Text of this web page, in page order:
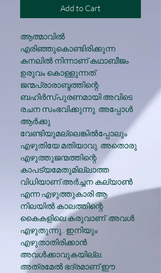
Add to Cart
ആത്മാവിൽ
എരിഞ്ഞുകൊണ്ടിരിക്കുന്ന
കനലിൽ നിന്നാണ് കഥാബീജം
ഉരുവം കൊള്ളുന്നത്.
ജന്മപ്രാരാബ്ദത്തിന്റെ
ബഹിർസ്‌പുരണമായി അവിടെ
രചന സംഭവിക്കുന്നു. അപ്പോൾ
ആർക്കു
വേണ്ടിയുമല്ലെങ്കിൽപ്പോലും
എഴുതിയേ മതിയാവു. അതൊരു
എഴുത്തുജന്മത്തിന്റെ
കാപട്യമേതുമില്ലാത്ത
വിധിയാണ്.അർച്ചന കല്യാൺ
എന്ന എഴുത്തുകാരി ആ
നിലയിൽ കാലത്തിന്റെ
കൈകളിലെ കരുവാണ്. അവൾ
എഴുതുന്നു.. ഇനിയും
എഴുതാതിരിക്കാൻ
അവൾക്കാവുകയില്ല.
അത്രമേൽ ഭദ്രമാണ് ഈ